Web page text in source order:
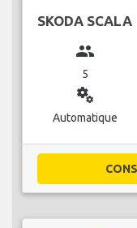
SKODA SCALA
group
5
miscellaneous_services
Automatique